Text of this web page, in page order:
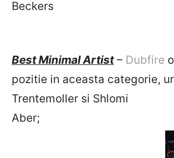
Beckers
Best Minimal Artist– Dubfire
pozitie in aceasta categorie,
Trentemoller si Shlomi